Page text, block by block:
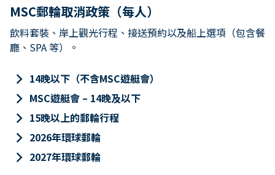
MSC郵輪取消政策（每人）
飲料套裝、岸上觀光行程、接送預約以及船上選項（包含餐
廳、SPA 等）。
keyboard_arrow_right 14晚以下（不含MSC遊艇會）
keyboard_arrow_right MSC遊艇會 – 14晚及以下
keyboard_arrow_right 15晚以上的郵輪行程
keyboard_arrow_right 2026年環球郵輪
keyboard_arrow_right 2027年環球郵輪